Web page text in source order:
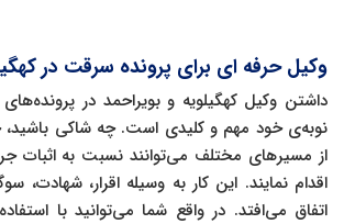
وکیل حرفه ای برای پرونده سرقت در
داشتن وکیل کهگیلویه و بویراحمد در
نوبه‌ی خود مهم و کلیدی است. چه شاکی باشید،
از مسیرهای مختلف می‌توانند نسبت به اثبات
اقدام نمایند. این کار به وسیله اقرار، شهادت،
اتفاق می‌افتد. در واقع شما می‌توانید با